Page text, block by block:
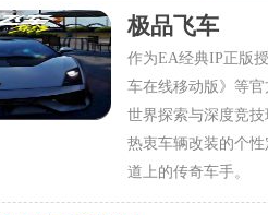
极品飞车
作为EA经典IP正版
车在线移动版》等
世界探索与深度竞
热衷车辆改装的个
道上的传奇车手。